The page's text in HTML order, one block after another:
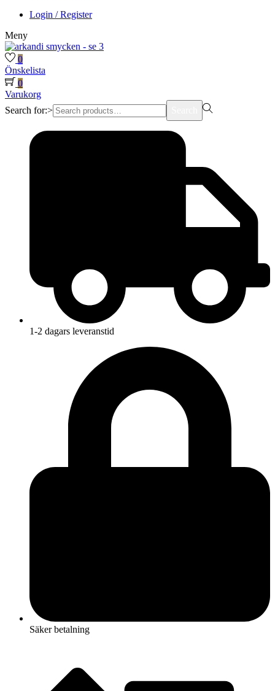
Login / Register
Meny
0
Önskelista
0
Varukorg
Search for:>
1-2 dagars leveranstid
Säker betalning